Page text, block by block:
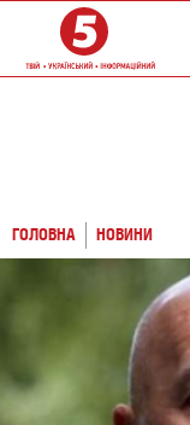
ГОЛОВНА НОВИНИ